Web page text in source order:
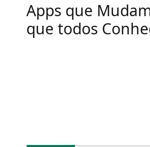
Apps que
que todos